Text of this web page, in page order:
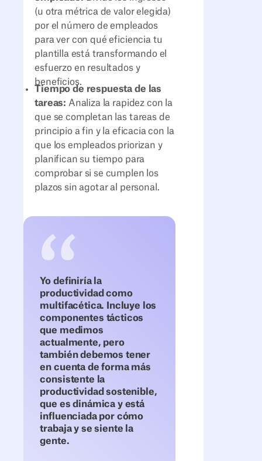
(u otra métrica de valor elegida)
por el número de empleados
para ver con qué eficiencia tu
plantilla está transformando el
esfuerzo en resultados y
beneficios.
Tiempo de respuesta de las
tareas: Analiza la rapidez con la
que se completan las tareas de
principio a fin y la eficacia con la
que los empleados priorizan y
planifican su tiempo para
comprobar si se cumplen los
plazos sin agotar al personal.
Yo definiría la
productividad como
multifacética. Incluye los
componentes tácticos
que medimos
actualmente, pero
también debemos tener
en cuenta de forma más
consistente la
productividad sostenible,
que es dinámica y está
influenciada por cómo
trabaja y se siente la
gente.